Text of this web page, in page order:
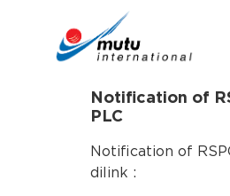
Notification of
PLC
Notification of
dilink :